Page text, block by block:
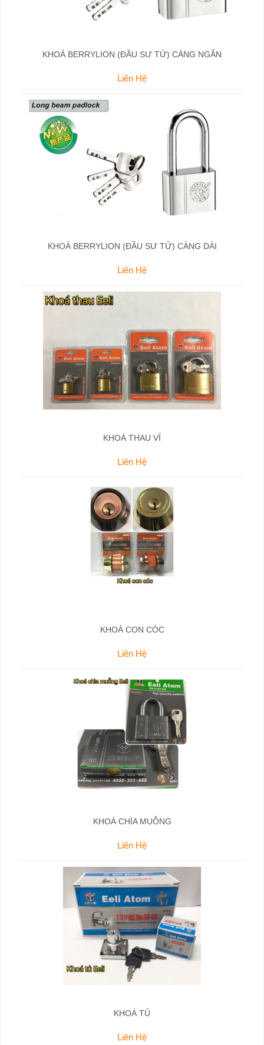
KHOÁ BERRYLION (ĐẦU SƯ TỬ) CÀNG NGẮN
Liên Hệ
KHOÁ BERRYLION (ĐẦU SƯ TỬ) CÀNG DÀI
Liên Hệ
KHOÁ THAU VỈ
Liên Hệ
KHOÁ CON CÓC
Liên Hệ
KHOÁ CHÌA MUỖNG
Liên Hệ
KHOÁ TỦ
Liên Hệ